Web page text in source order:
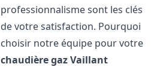
professionnalisme sont les clés
de votre satisfaction. Pourquoi
choisir notre équipe pour votre
chaudière gaz Vaillant